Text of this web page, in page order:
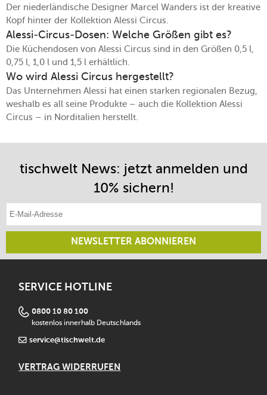
Der niederländische Designer Marcel Wanders ist der kreative
Kopf hinter der Kollektion Alessi Circus.
Alessi-Circus-Dosen: Welche Größen gibt es?
Die Küchendosen von Alessi Circus sind in den Größen 0,5 l,
0,75 l, 1,0 l und 1,5 l erhältlich.
Wo wird Alessi Circus hergestellt?
Das Unternehmen Alessi hat einen starken regionalen Bezug,
weshalb es all seine Produkte – auch die Kollektion Alessi
Circus – in Norditalien herstellt.
tischwelt News: jetzt anmelden und
10% sichern!
E-Mail-Adresse eintragen
NEWSLETTER ABONNIEREN
SERVICE HOTLINE
0800 10 80 100
kostenlos innerhalb Deutschlands
service@tischwelt.de
VERTRAG WIDERRUFEN